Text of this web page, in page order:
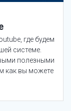
где будем
системе.
полезными
как вы можете